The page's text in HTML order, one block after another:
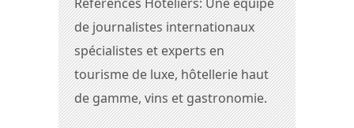
de journalistes internationaux
spécialistes et experts en
tourisme de luxe, hôtellerie haut
de gamme, vins et gastronomie.